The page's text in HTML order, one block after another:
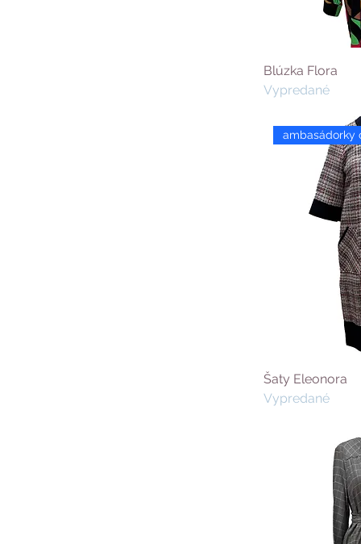
Blúzka Flora
Vypredané
ambasádorky
Šaty Eleonora
Vypredané